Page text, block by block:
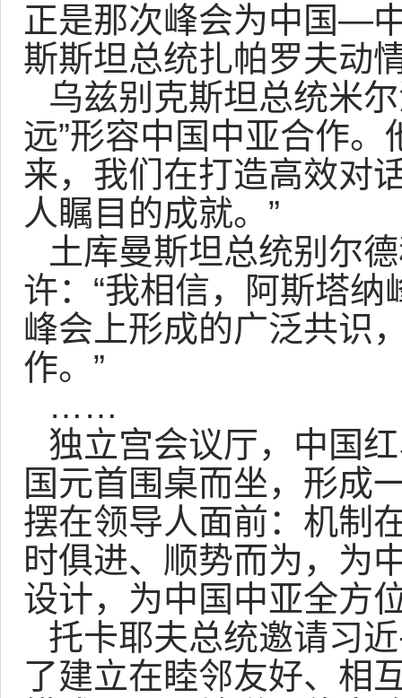
正是那次峰会为中国—
斯斯坦总统扎帕罗夫动
乌兹别克斯坦总统米
远”形容中国中亚合作。
来，我们在打造高效对
人瞩目的成就。”
土库曼斯坦总统别尔
许：“我相信，阿斯塔
峰会上形成的广泛共识
作。”
……
独立宫会议厅，中国
国元首围桌而坐，形成
摆在领导人面前：机制
时俱进、顺势而为，为
设计，为中国中亚全方
托卡耶夫总统邀请习
了建立在睦邻友好、相